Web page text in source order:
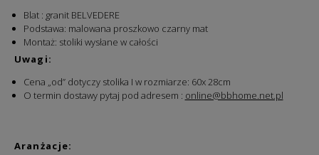
Blat : granit BELVEDERE
Podstawa: malowana proszkowo czarny mat
Montaż: stoliki wysłane w całości
Uwagi:
Cena „od” dotyczy stolika I w rozmiarze: 60x 28cm
O termin dostawy pytaj pod adresem : online@bbhome.net.pl
Aranżacje: